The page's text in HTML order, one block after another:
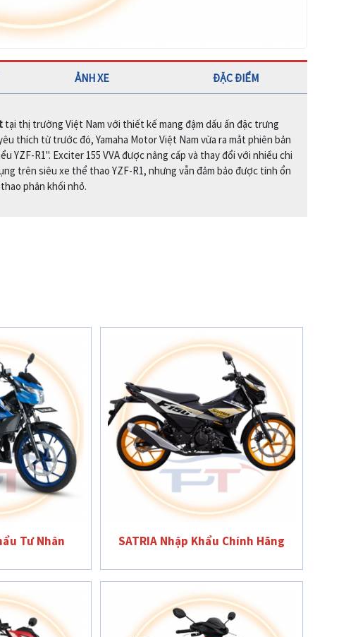
ẢNH XE ĐẶC ĐIỂM
tại thị trường Việt Nam với thiết kế mang đậm dấu ấn đặc trưng
thích từ trước đó, Yamaha Motor Việt Nam vừa ra mắt phiên bản
YZF-R1". Exciter 155 VVA được nâng cấp và thay đổi với nhiều chi
trên siêu xe thể thao YZF-R1, nhưng vẫn đảm bảo được tính ổn
phân khối nhỏ.
Tư Nhân SATRIA Nhập Khẩu Chính Hãng